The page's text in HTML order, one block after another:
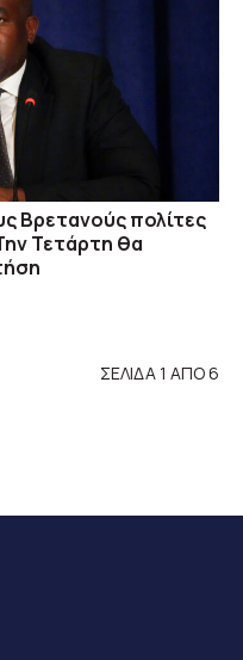
Βρετανούς πολίτες
Τετάρτη θα
ΣΕΛΙΔΑ 1 ΑΠΟ 6